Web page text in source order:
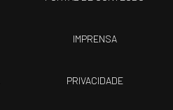
IMPRENSA
PRIVACIDADE